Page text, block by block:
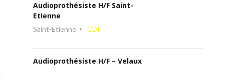
Audioprothésiste H/F Saint-
Etienne
Saint-Etienne CDI
Audioprothésiste H/F – Velaux